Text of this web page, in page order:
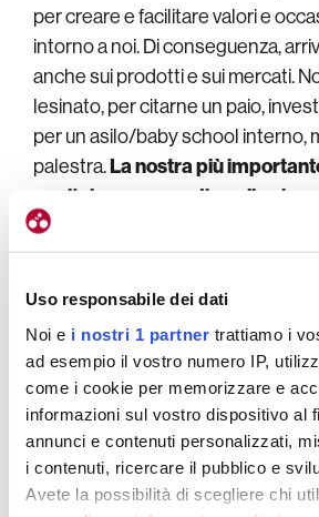
Uso responsabile dei dati
Noi e i nostri 1 partner trattiamo i
ad esempio il vostro numero IP,
come i cookie per memorizzare e
informazioni sul vostro dispositivo al
annunci e contenuti personalizzati,
i contenuti, ricercare il pubblico e
Avete la possibilità di scegliere chi
per creare e facilitare valori e
intorno a noi. Di conseguenza,
anche sui prodotti e sui mercati.
lesinato, per citarne un paio,
per un asilo/baby school interno,
palestra.La nostra più
capitale umano, e di quello ci
cura
Il nostro punto di arrivonon è un
o dei numeri.Abbiamo
specifici, una rotta fissata.
primario obiettivo di migliorare
fisico e psicologico di ogni
società tutta.